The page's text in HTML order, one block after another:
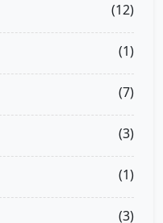
(12)
(1)
(7)
(3)
(1)
(3)